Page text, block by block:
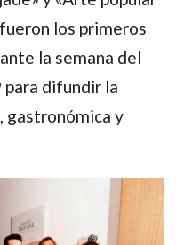
los primeros
la semana del
para difundir la
gastronómica y